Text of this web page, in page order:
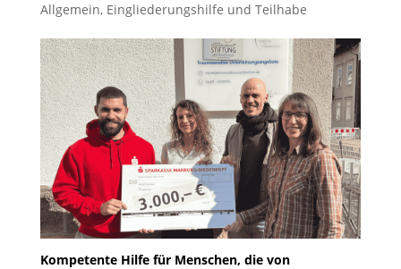
Allgemein, Eingliederungshilfe und Teilhabe
Kompetente Hilfe für Menschen, die von